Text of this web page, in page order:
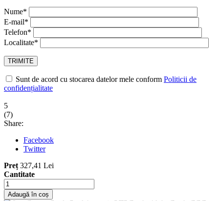
Nume*
E-mail*
Telefon*
Localitate*
Sunt de acord cu stocarea datelor mele conform Politicii de
confidențialitate
5
(7)
Share:
Facebook
Twitter
Preț 327,41 Lei
Cantitate
Adaugă în coș